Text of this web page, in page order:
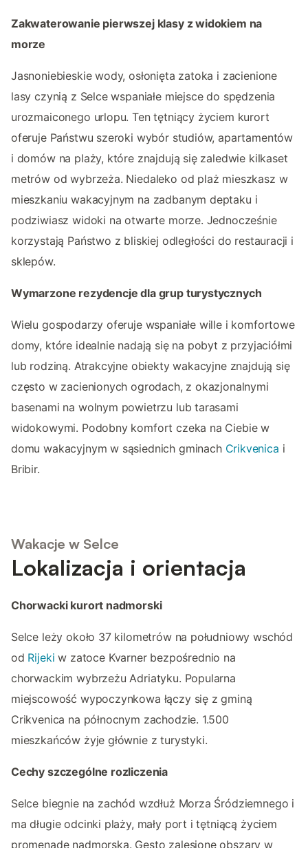
Zakwaterowanie pierwszej klasy z widokiem na
morze
Jasnoniebieskie wody, osłonięta zatoka i zacienione
lasy czynią z Selce wspaniałe miejsce do spędzenia
urozmaiconego urlopu. Ten tętniący życiem kurort
oferuje Państwu szeroki wybór studiów, apartamentów
i domów na plaży, które znajdują się zaledwie kilkaset
metrów od wybrzeża. Niedaleko od plaż mieszkasz w
mieszkaniu wakacyjnym na zadbanym deptaku i
podziwiasz widoki na otwarte morze. Jednocześnie
korzystają Państwo z bliskiej odległości do restauracji i
sklepów.
Wymarzone rezydencje dla grup turystycznych
Wielu gospodarzy oferuje wspaniałe wille i komfortowe
domy, które idealnie nadają się na pobyt z przyjaciółmi
lub rodziną. Atrakcyjne obiekty wakacyjne znajdują się
często w zacienionych ogrodach, z okazjonalnymi
basenami na wolnym powietrzu lub tarasami
widokowymi. Podobny komfort czeka na Ciebie w
domu wakacyjnym w sąsiednich gminach Crikvenica i
Bribir.
Wakacje w Selce
Lokalizacja i orientacja
Chorwacki kurort nadmorski
Selce leży około 37 kilometrów na południowy wschód
od Rijeki w zatoce Kvarner bezpośrednio na
chorwackim wybrzeżu Adriatyku. Popularna
miejscowość wypoczynkowa łączy się z gminą
Crikvenica na północnym zachodzie. 1.500
mieszkańców żyje głównie z turystyki.
Cechy szczególne rozliczenia
Selce biegnie na zachód wzdłuż Morza Śródziemnego i
ma długie odcinki plaży, mały port i tętniącą życiem
promenadę nadmorską. Gęsto zalesione obszary w